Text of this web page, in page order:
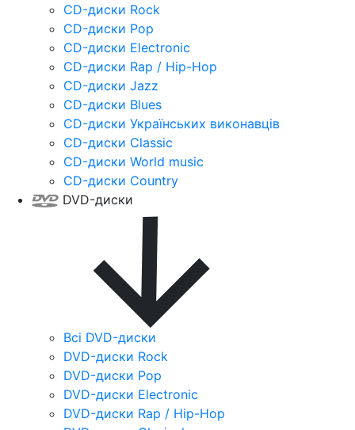
CD-диски Rock
CD-диски Pop
CD-диски Electronic
CD-диски Rap / Hip-Hop
CD-диски Jazz
CD-диски Blues
CD-диски Українських виконавців
CD-диски Classic
CD-диски World music
CD-диски Country
DVD-диски
Всі DVD-диски
DVD-диски Rock
DVD-диски Pop
DVD-диски Electronic
DVD-диски Rap / Hip-Hop